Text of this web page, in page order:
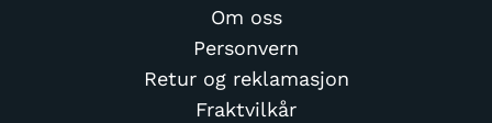
Om oss
Personvern
Retur og reklamasjon
Fraktvilkår